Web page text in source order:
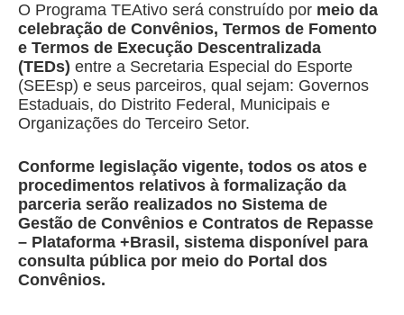
O Programa TEAtivo será construído por meio da
celebração de Convênios, Termos de Fomento
e Termos de Execução Descentralizada
(TEDs) entre a Secretaria Especial do Esporte
(SEEsp) e seus parceiros, qual sejam: Governos
Estaduais, do Distrito Federal, Municipais e
Organizações do Terceiro Setor.
Conforme legislação vigente, todos os atos e
procedimentos relativos à formalização da
parceria serão realizados no Sistema de
Gestão de Convênios e Contratos de Repasse
– Plataforma +Brasil, sistema disponível para
consulta pública por meio do Portal dos
Convênios.